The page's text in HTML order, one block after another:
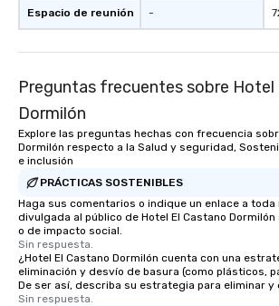
Espacio de reunión -
Preguntas frecuentes sobre Hotel
Dormilón
Explore las preguntas hechas con frecuencia
Dormilón respecto a la Salud y seguridad,
e inclusión
PRÁCTICAS SOSTENIBLES
Haga sus comentarios o indique un enlace a
divulgada al público de Hotel El Castano
o de impacto social.
Sin respuesta.
¿Hotel El Castano Dormilón cuenta con una
eliminación y desvío de basura (como plásticos,
De ser así, describa su estrategia para eliminar y
Sin respuesta.